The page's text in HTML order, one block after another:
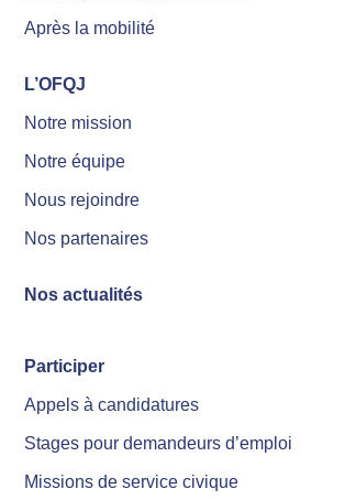
Après la mobilité
L’OFQJ
Notre mission
Notre équipe
Nous rejoindre
Nos partenaires
Nos actualités
Participer
Appels à candidatures
Stages pour demandeurs d’emploi
Missions de service civique